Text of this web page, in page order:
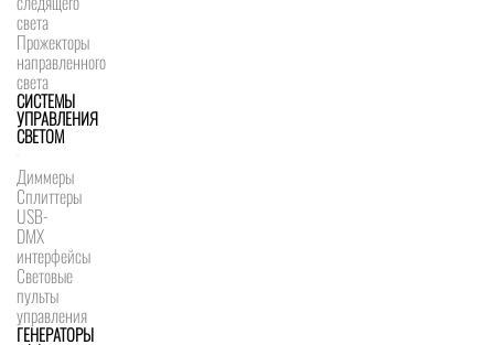
света
Прожекторы
направленного
света
СИСТЕМЫ
УПРАВЛЕНИЯ
СВЕТОМ
Диммеры
Сплиттеры
USB-
DMX
интерфейсы
Световые
пульты
управления
ГЕНЕРАТОРЫ